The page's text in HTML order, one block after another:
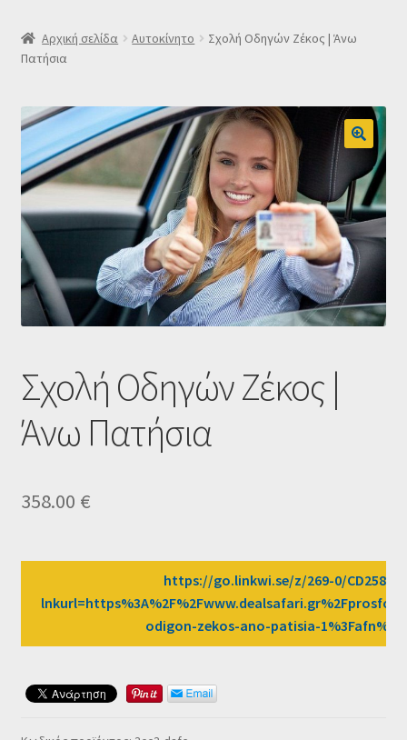
SLIDER
Δελτίο νέων
Επιβεβαίωση εγγραφής στο Newsletter του Dealistas.gr
Επικοινωνία
Καλάθι
Κατάστημα
Ο λογαριασμός μου
Ταμείο
Αρχική σελίδα Αυτοκίνητο
Σχολή Οδηγών Ζέκος | Άνω
Πατήσια
Σχολή Οδηγών Ζέκος |
Άνω Πατήσια
358.00 €
https://go.linkwi.se/z/269-0/CD2589/?
odigon-zekos-ano-patisia-